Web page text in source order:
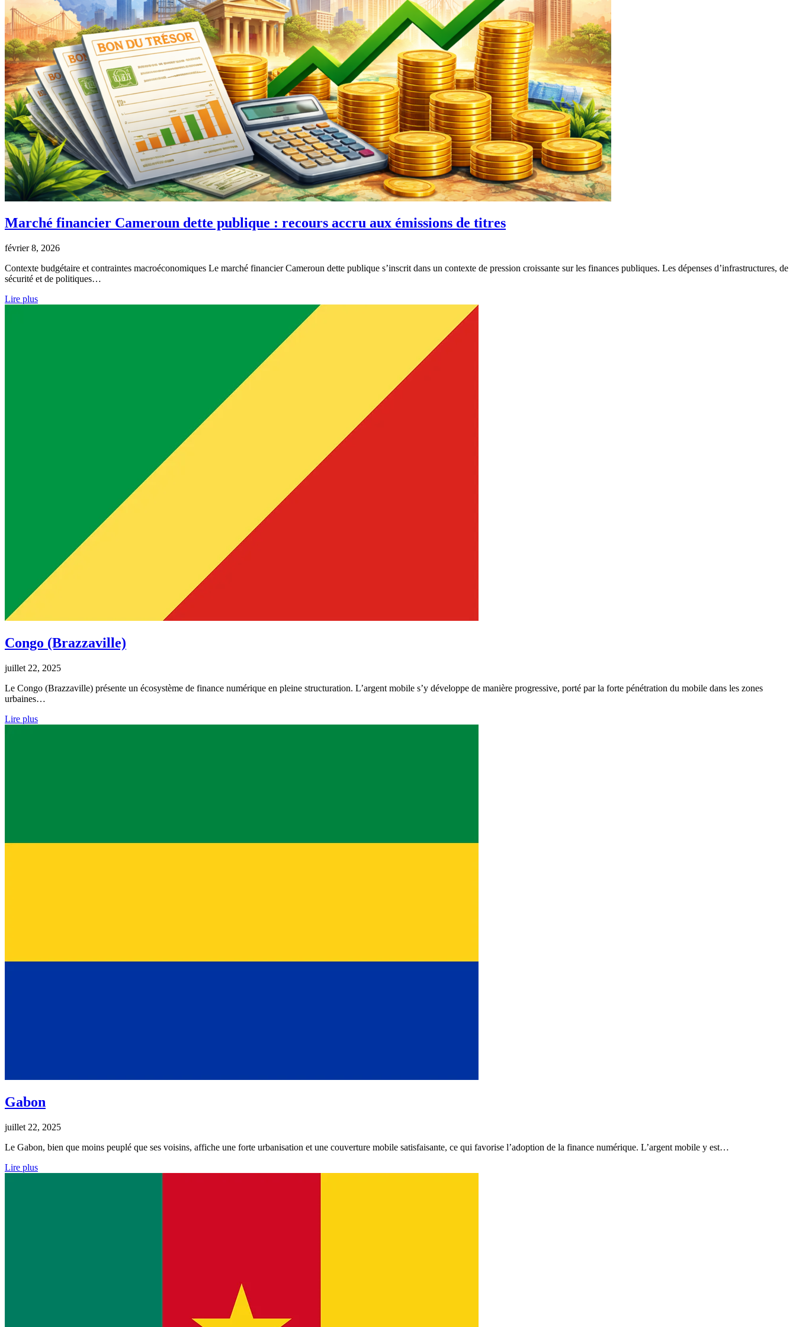
Marché financier Cameroun dette publique : recours accru aux émissions de titres
février 8, 2026
Contexte budgétaire et contraintes macroéconomiques Le marché financier Cameroun dette publique s’inscrit dans un contexte de pression croissante sur les finances publiques. Les dépenses d’infrastructures, de
sécurité et de politiques…
Lire plus
Congo (Brazzaville)
juillet 22, 2025
Le Congo (Brazzaville) présente un écosystème de finance numérique en pleine structuration. L’argent mobile s’y développe de manière progressive, porté par la forte pénétration du mobile dans les zones
urbaines…
Lire plus
Gabon
juillet 22, 2025
Le Gabon, bien que moins peuplé que ses voisins, affiche une forte urbanisation et une couverture mobile satisfaisante, ce qui favorise l’adoption de la finance numérique. L’argent mobile y est…
Lire plus